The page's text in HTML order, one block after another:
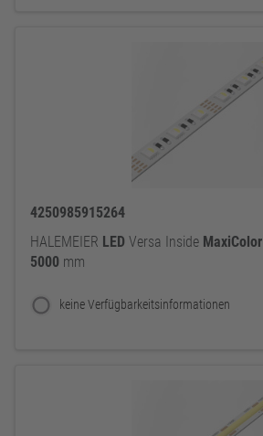
4250985915264
HALEMEIER LED Versa Inside MaxiColor
5000 mm
keine Verfügbarkeitsinformationen